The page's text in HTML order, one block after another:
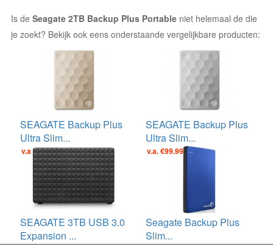
Is de Seagate 2TB Backup Plus Portable niet helemaal de die
je zoekt? Bekijk ook eens onderstaande vergelijkbare producten:
SEAGATE Backup Plus
Ultra Slim...
v.a. €99.99
SEAGATE Backup Plus
Ultra Slim...
v.a. €99.99
SEAGATE 3TB USB 3.0
Expansion ...
Seagate Backup Plus
Slim...